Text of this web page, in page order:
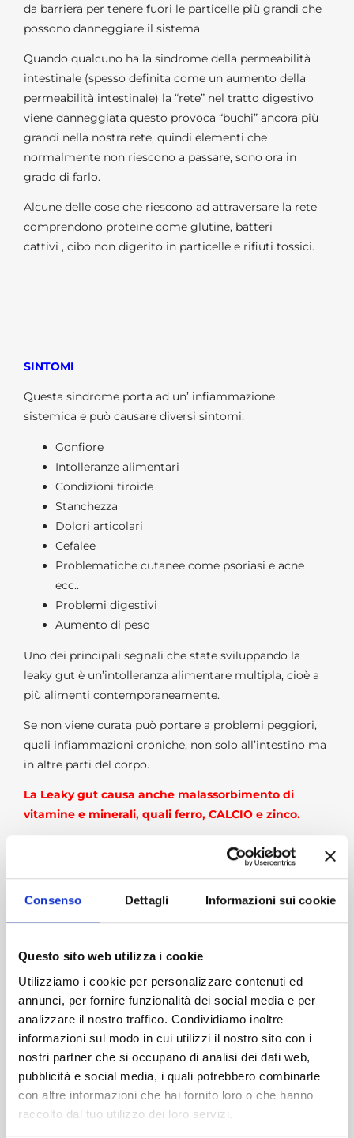
Consenso Dettagli Informazioni sui cookie
Questo sito web utilizza i cookie
Utilizziamo i cookie per personalizzare contenuti ed
annunci, per fornire funzionalità dei social media e per
analizzare il nostro traffico. Condividiamo inoltre
informazioni sul modo in cui utilizzi il nostro sito con i
nostri partner che si occupano di analisi dei dati web,
pubblicità e social media, i quali potrebbero combinarle
con altre informazioni che hai fornito loro o che hanno
raccolto dal tuo utilizzo dei loro servizi.
da barriera per tenere fuori le particelle più grandi che
possono danneggiare il sistema.
Quando qualcuno ha la sindrome della permeabilità
intestinale (spesso definita come un aumento della
permeabilità intestinale) la “rete” nel tratto digestivo
viene danneggiata questo provoca “buchi” ancora più
grandi nella nostra rete, quindi elementi che
normalmente non riescono a passare, sono ora in
grado di farlo.
Alcune delle cose che riescono ad attraversare la rete
comprendono proteine come glutine, batteri
cattivi , cibo non digerito in particelle e rifiuti tossici.
SINTOMI
Questa sindrome porta ad un’ infiammazione
sistemica e può causare diversi sintomi:
Gonfiore
Intolleranze alimentari
Condizioni tiroide
Stanchezza
Dolori articolari
Cefalee
Problematiche cutanee come psoriasi e acne
ecc..
Problemi digestivi
Aumento di peso
Uno dei principali segnali che state sviluppando la
leaky gut è un’intolleranza alimentare multipla, cioè a
più alimenti contemporaneamente.
Se non viene curata può portare a problemi peggiori,
quali infiammazioni croniche, non solo all’intestino ma
in altre parti del corpo.
La Leaky gut causa anche malassorbimento di
vitamine e minerali, quali ferro, CALCIO e zinco.
1) Delle proteine chiamate lectine e fitatisi possono
legare al rivestimento dell’apparato digestivo, irritarlo
presenti in alcunicereali, zucchero e prodotti lattiero-
caseari.
I cereali tra cui il frumento, il riso, farro, kamut e soia,
sono tra i più difficili da elaborare per l’intestino. Quelli
che contengono glutine possono essere
particolarmente irritanti.
Gli alimenti contenentiOGM (organismi
geneticamente modificati qualiMAIS, SOIA, COLZA